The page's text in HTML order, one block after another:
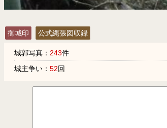
御城印
公式縄張図収録
城郭写真： 243件
城主争い： 52回